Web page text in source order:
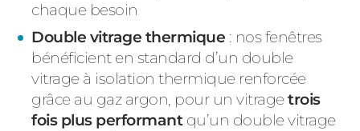
chaque besoin
Double vitrage thermique : nos fenêtres
bénéficient en standard d’un double
vitrage à isolation thermique renforcée
grâce au gaz argon, pour un vitragetrois
fois plus performantqu’un double vitrage